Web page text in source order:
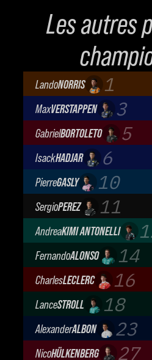
Les autres
LandoNORRIS 1
McLaren Mastercard
MaxVERSTAPPEN 3
Oracle Red Bull
GabrielBORTOLETO 5
Audi Revolut F1 Team
IsackHADJAR 6
Oracle Red Bull
PierreGASLY 10
BWT Alpine Formula
SergioPEREZ 11
Cadillac Formula 1
AndreaKIMI ANTONELLI
Mercedes-AMG
FernandoALONSO 14
Aston Martin Aramco
CharlesLECLERC 16
Scuderia Ferrari
LanceSTROLL 18
Aston Martin Aramco
AlexanderALBON 23
Atlassian Williams
NicoHÜLKENBERG 27